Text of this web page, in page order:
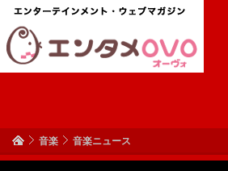
音楽 音楽ニュース